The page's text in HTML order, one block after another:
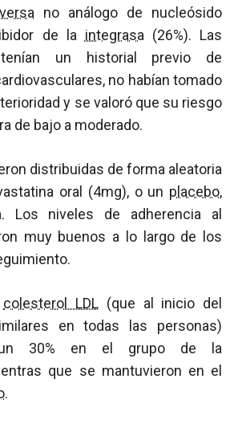
no análogo de nucleósido
de la integrasa (26%). Las
un historial previo de
no habían tomado
y se valoró que su riesgo
de bajo a moderado.
distribuidas de forma aleatoria
oral (4mg), o un placebo,
Los niveles de adherencia al
muy buenos a lo largo de los
colesterol LDL (que al inicio del
en todas las personas)
un 30% en el grupo de la
que se mantuvieron en el
.